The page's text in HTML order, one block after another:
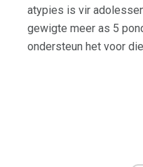
atypies is vir
gewigte meer as 5
ondersteun het voor